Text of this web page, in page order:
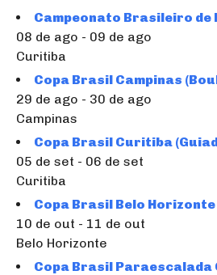
Campeonato Brasileiro de
08 de ago - 09 de ago
Curitiba
Copa Brasil Campinas
29 de ago - 30 de ago
Campinas
Copa Brasil Curitiba
05 de set - 06 de set
Curitiba
Copa Brasil Belo
10 de out - 11 de out
Belo Horizonte
Copa Brasil